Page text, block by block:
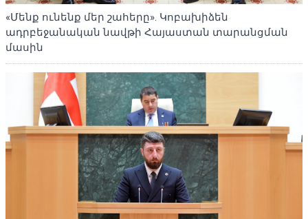
«Մենք ունենք մեր շահերը». Կոբախիձեն
ադրբեջանական նավթի Հայաստան տարանցման
մասին